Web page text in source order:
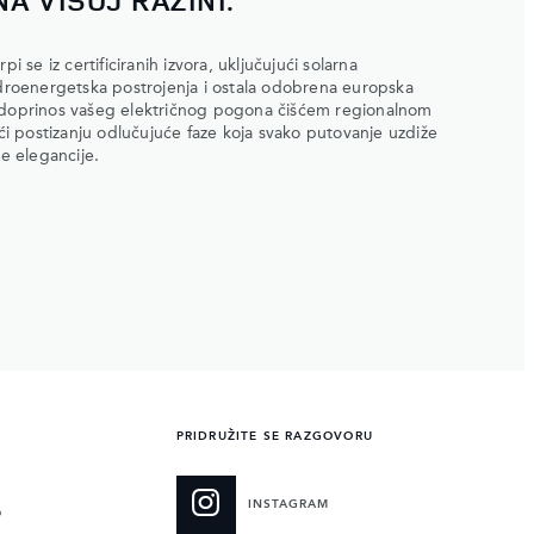
se iz certificiranih izvora, uključujući solarna
postrojenja i ostala odobrena europska
vašeg električnog pogona čišćem regionalnom
postizanju odlučujuće faze koja svako putovanje uzdiže
elegancije.
PRIDRUŽITE SE RAZGOVORU
INSTAGRAM